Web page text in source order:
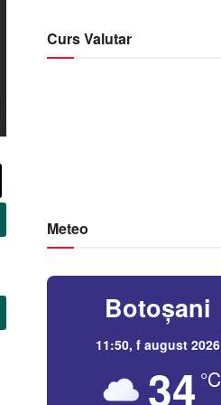
Curs Valutar
Meteo
Botoșani
11:50,f august 2026
34 °C